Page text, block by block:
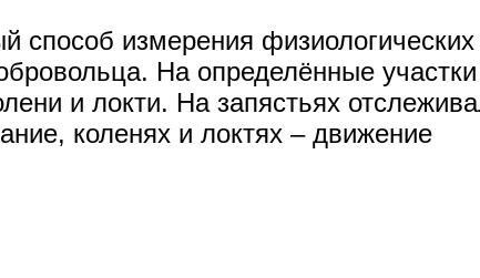
способ измерения физиологических
На определённые участки
и локти. На запястьях
коленях и локтях – движение